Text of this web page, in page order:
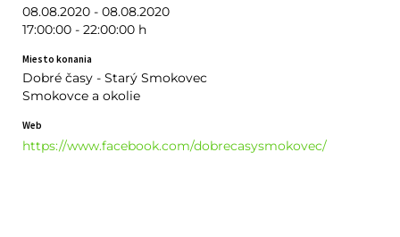
08.08.2020 - 08.08.2020
17:00:00 - 22:00:00 h
Miesto konania
Dobré časy - Starý Smokovec
Smokovce a okolie
Web
https://www.facebook.com/dobrecasysmokovec/